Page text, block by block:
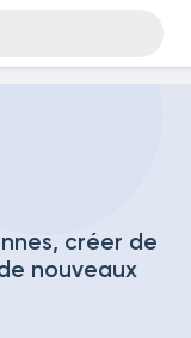
créer de
nouveaux